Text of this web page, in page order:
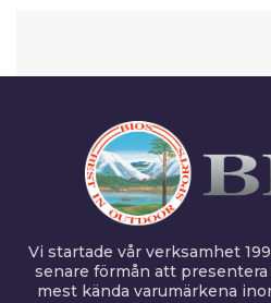
Vi startade vår verksamhet
senare förmån att
mest kända varumärkena